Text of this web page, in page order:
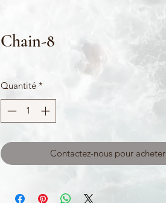
Chain-8
Quantité *
Contactez-nous pour acheter